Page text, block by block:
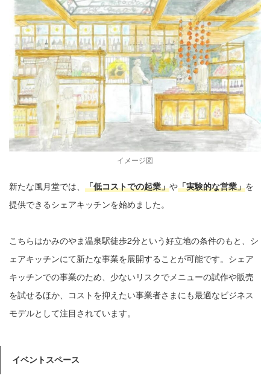
イメージ図
新たな風月堂では、 「低コストでの起業」や「実験的な営業」を
提供できるシェアキッチンを始めました。
こちらはかみのやま温泉駅徒歩2分という好立地の条件のもと、シ
ェアキッチンにて新たな事業を展開することが可能です。シェア
キッチンでの事業のため、少ないリスクでメニューの試作や販売
を試せるほか、コストを抑えたい事業者さまにも最適なビジネス
モデルとして注目されています。
イベントスペース